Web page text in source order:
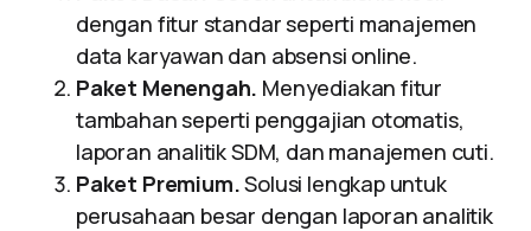
dengan fitur standar seperti manajemen
data karyawan dan absensi online.
Paket Menengah. Menyediakan fitur
tambahan seperti penggajian otomatis,
laporan analitik SDM, dan manajemen cuti.
Paket Premium.Solusi lengkap untuk
perusahaan besar dengan laporan analitik